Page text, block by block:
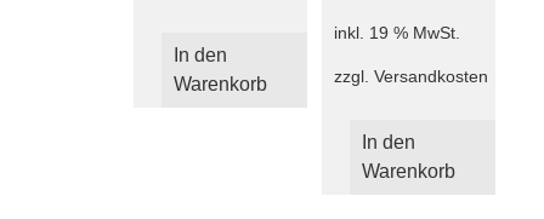
In den
Warenkorb
inkl. 19 % MwSt.
zzgl. Versandkosten
In den
Warenkorb